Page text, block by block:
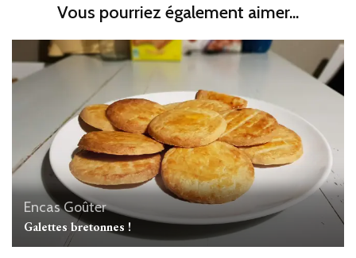
Vous pourriez également aimer...
EncasGoûter
Galettes bretonnes !